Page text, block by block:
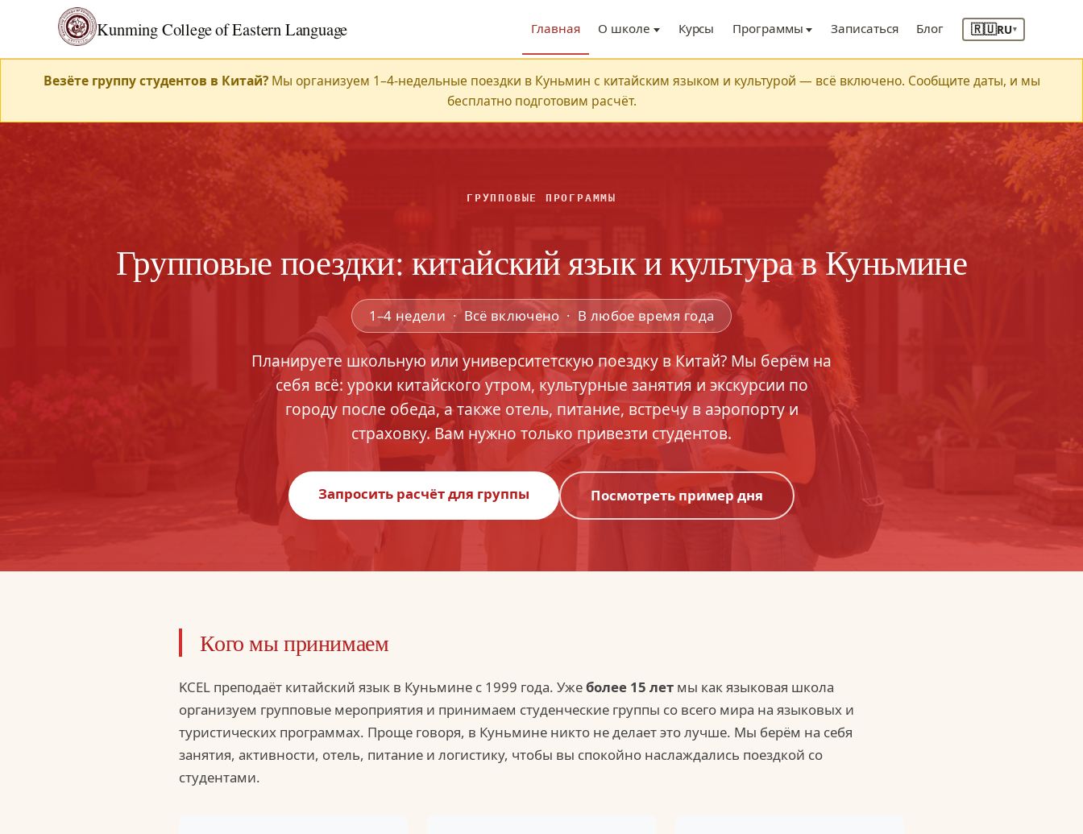
Kunming College of Eastern Language Главная О школе Курсы Программы Записаться Блог 🇷🇺RU▾
Везёте группу студентов в Китай?Мы организуем 1–4-недельные поездки в Куньмин с китайским языком и культурой — всё включено. Сообщите даты, и мы
бесплатно подготовим расчёт.
ГРУППОВЫЕ ПРОГРАММЫ
Групповые поездки: китайский язык и культура в Куньмине
1–4 недели · Всё включено · В любое время года
Планируете школьную или университетскую поездку в Китай? Мы берём на
себя всё: уроки китайского утром, культурные занятия и экскурсии по
городу после обеда, а также отель, питание, встречу в аэропорту и
страховку. Вам нужно только привезти студентов.
Запросить расчёт для группы Посмотреть пример дня
Кого мы принимаем
KCEL преподаёт китайский язык в Куньмине с 1999 года. Ужеболее 15 лет мы как языковая школа
организуем групповые мероприятия и принимаем студенческие группы со всего мира на языковых и
туристических программах. Проще говоря, в Куньмине никто не делает это лучше. Мы берём на себя
занятия, активности, отель, питание и логистику, чтобы вы спокойно наслаждались поездкой со
студентами.